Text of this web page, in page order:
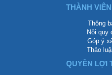
THÀNH
Thông
Nội quy
Góp ý
Thảo
QUYỀN LỢI